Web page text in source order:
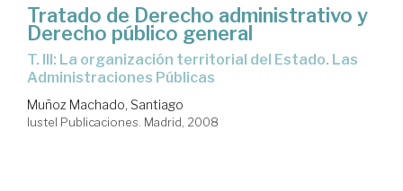
Tratado de Derecho administrativo y
Derecho público general
T. III: La organización territorial del Estado. Las
Administraciones Públicas
Muñoz Machado, Santiago
Iustel Publicaciones. Madrid, 2008